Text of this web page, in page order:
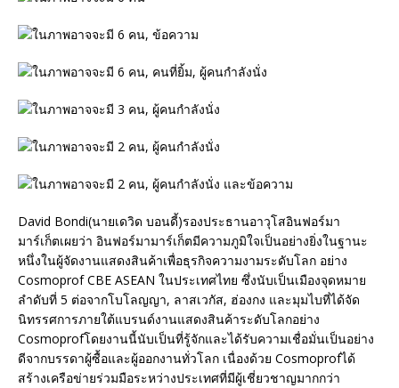
David Bondi(นายเดวิด บอนดี้)รองประธานอาวุโสอินฟอร์มา
มาร์เก็ตเผยว่า อินฟอร์มามาร์เก็ตมีความภูมิใจเป็นอย่างยิ่งในฐานะ
หนึ่งในผู้จัดงานแสดงสินค้าเพื่อธุรกิจความงามระดับโลก อย่าง
Cosmoprof CBE ASEAN ในประเทศไทย ซึ่งนับเป็นเมืองจุดหมาย
ลำดับที่ 5 ต่อจากโบโลญญา, ลาสเวกัส, ฮ่องกง และมุมไบที่ได้จัด
นิทรรศการภายใต้แบรนด์งานแสดงสินค้าระดับโลกอย่าง
Cosmoprofโดยงานนี้นับเป็นที่รู้จักและได้รับความเชื่อมั่นเป็นอย่าง
ดีจากบรรดาผู้ซื้อและผู้ออกงานทั่วโลก เนื่องด้วย Cosmoprofได้
สร้างเครือข่ายร่วมมือระหว่างประเทศที่มีผู้เชี่ยวชาญมากกว่า